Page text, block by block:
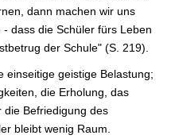
dann machen wir uns
dass die Schüler fürs Leben
der Schule" (S. 219).
einseitige geistige Belastung;
die Erholung, das
die Befriedigung des
bleibt wenig Raum.